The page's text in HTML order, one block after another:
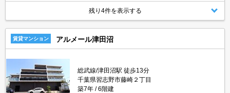
残り4件を表示する
賃貸マンション アルメール津田沼
総武線/津田沼駅 徒歩13分
千葉県習志野市藤崎２丁目
築7年
6階建